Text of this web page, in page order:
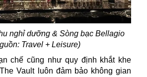
nghỉ dưỡng & Sòng bạc Bellagio
Travel + Leisure)
chế cũng như quy định khắt khe
Vault luôn đảm bảo không gian